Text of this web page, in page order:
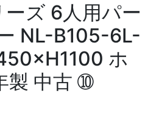
ズ 6人用パー
NL-B105-6L-
ホ
製 中古 ➉